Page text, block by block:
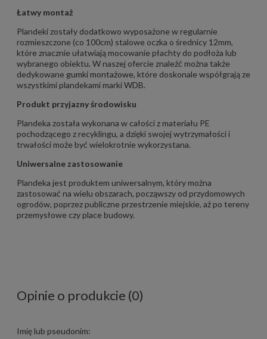
Łatwy montaż
Plandeki zostały dodatkowo wyposażone w regularnie
rozmieszczone (co 100cm) stalowe oczka o średnicy 12mm,
które znacznie ułatwiają mocowanie płachty do podłoża lub
wybranego obiektu. W naszej ofercie znaleźć można także
dedykowane gumki montażowe, które doskonale współgrają ze
wszystkimi plandekami marki WDB.
Produkt przyjazny środowisku
Plandeka została wykonana w całości z materiału PE
pochodzącego z recyklingu, a dzięki swojej wytrzymałości i
trwałości może być wielokrotnie wykorzystana.
Uniwersalne zastosowanie
Plandeka jest produktem uniwersalnym, który można
zastosować na wielu obszarach, począwszy od przydomowych
ogrodów, poprzez publiczne przestrzenie miejskie, aż po tereny
przemysłowe czy place budowy.
Opinie o produkcie (0)
Imię lub pseudonim: